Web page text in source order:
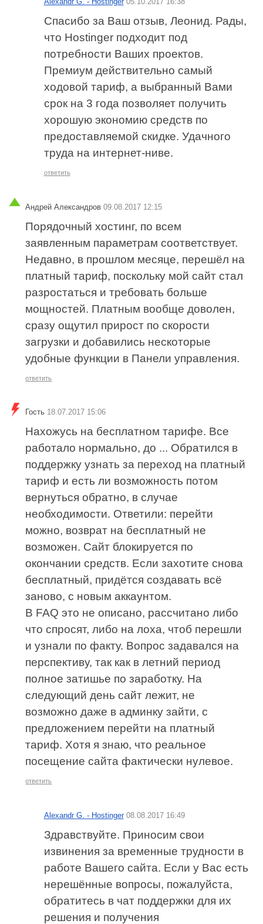
Спасибо за Ваш отзыв, Леонид. Рады,
что Hostinger подходит под
потребности Ваших проектов.
Премиум действительно самый
ходовой тариф, а выбранный Вами
срок на 3 года позволяет получить
хорошую экономию средств по
предоставляемой скидке. Удачного
труда на интернет-ниве.
ответить
Андрей Александров 09.08.2017 12:15
Порядочный хостинг, по всем
заявленным параметрам соответствует.
Недавно, в прошлом месяце, перешёл на
платный тариф, поскольку мой сайт стал
разростаться и требовать больше
мощностей. Платным вообще доволен,
сразу ощутил прирост по скорости
загрузки и добавились нескоторые
удобные функции в Панели управления.
ответить
Гость 18.07.2017 15:06
Нахожусь на бесплатном тарифе. Все
работало нормально, до ... Обратился в
поддержку узнать за переход на платный
тариф и есть ли возможность потом
вернуться обратно, в случае
необходимости. Ответили: перейти
можно, возврат на бесплатный не
возможен. Сайт блокируется по
окончании средств. Если захотите снова
бесплатный, придётся создавать всё
заново, с новым аккаунтом.
В FAQ это не описано, рассчитано либо
что спросят, либо на лоха, чтоб перешли
и узнали по факту. Вопрос задавался на
перспективу, так как в летний период
полное затишье по заработку. На
следующий день сайт лежит, не
возможно даже в админку зайти, с
предложением перейти на платный
тариф. Хотя я знаю, что реальное
посещение сайта фактически нулевое.
ответить
Alexandr G. - Hostinger 08.08.2017 16:49
Здравствуйте. Приносим свои
извинения за временные трудности в
работе Вашего сайта. Если у Вас есть
нерешённые вопросы, пожалуйста,
обратитесь в чат поддержки для их
решения и получения